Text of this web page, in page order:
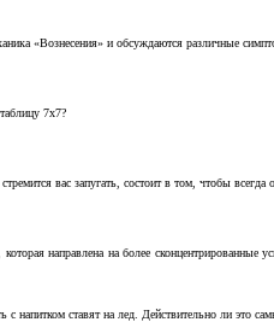
«Вознесения» и обсуждаются различные
7х7?
вас запугать, состоит в том, чтобы
направлена на более
ставят на лед. Действительно ли это